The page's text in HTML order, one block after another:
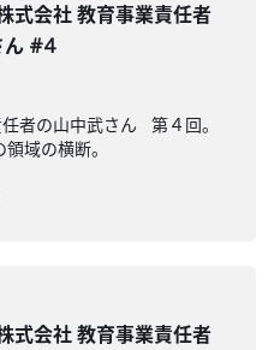
式会社 教育事業責任者
ん #4
者の山中武さん 第４回。
域の横断。
式会社 教育事業責任者